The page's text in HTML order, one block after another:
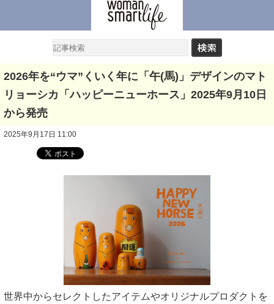
2026年を“ウマ”くいく年に「午(馬)」デザインのマト
リョーシカ「ハッピーニューホース」2025年9月10日
から発売
2025年9月17日 11:00
世界中からセレクトしたアイテムやオリジナルプロダクトを